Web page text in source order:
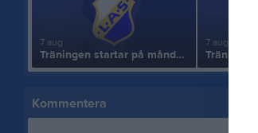
7 aug
Träningen startar på måndag
7 aug
Kommentera